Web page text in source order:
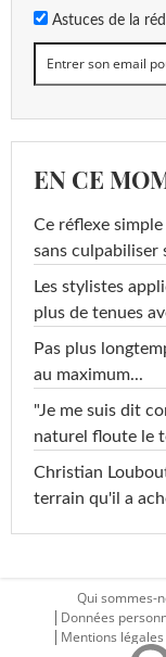
Astuces de la
EN CE
Ce réflexe
sans
Les stylistes
plus de tenues
Pas plus
au maximum...
"Je me suis dit
naturel floute le
Christian
terrain qu'il a
Qui sommes-
Données
Mentions légales